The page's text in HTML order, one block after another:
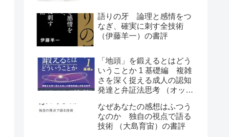
語りの牙 論理と感情をつ
なぎ、確実に刺す全技術
（伊藤羊一）の書評
「地頭」を鍛えるとはどう
いうことか 1 基礎編 複雑
さを深く捉える成人の認知
発達と弁証法思考 （オット
なぜあなたの感想はふつう
なのか 独自の視点で語る
技術 （大島育宙）の書評